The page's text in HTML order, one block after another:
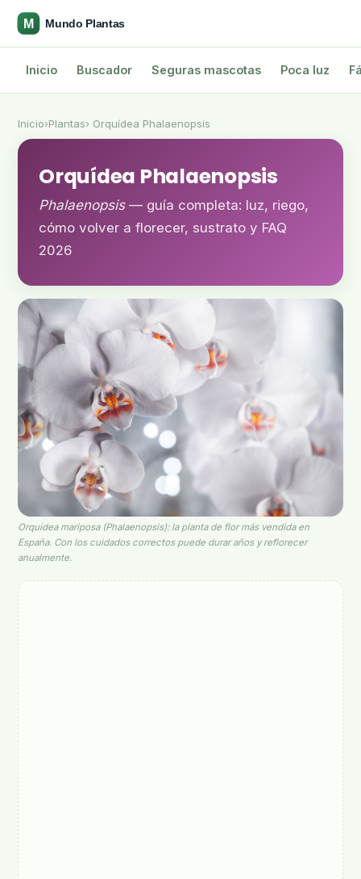
Inicio Buscador Seguras mascotas Poca luz
Inicio›Plantas› Orquídea Phalaenopsis
Orquídea Phalaenopsis
Phalaenopsis— guía completa: luz, riego,
cómo volver a florecer, sustrato y FAQ
2026
Orquídea mariposa (Phalaenopsis): la planta de flor más vendida en
España. Con los cuidados correctos puede durar años y reflorecer
anualmente.